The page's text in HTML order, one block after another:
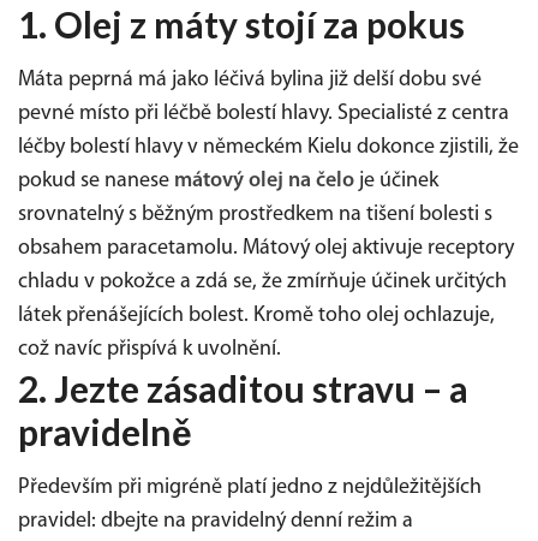
1. Olej z máty stojí za pokus
Máta peprná má jako léčivá bylina již delší dobu své
pevné místo při léčbě bolestí hlavy. Specialisté z centra
léčby bolestí hlavy v německém Kielu dokonce zjistili, že
pokud se nanese mátový olej na čelo je účinek
srovnatelný s běžným prostředkem na tišení bolesti s
obsahem paracetamolu. Mátový olej aktivuje receptory
chladu v pokožce a zdá se, že zmírňuje účinek určitých
látek přenášejících bolest. Kromě toho olej ochlazuje,
což navíc přispívá k uvolnění.
2. Jezte zásaditou stravu – a
pravidelně
Především při migréně platí jedno z nejdůležitějších
pravidel: dbejte na pravidelný denní režim a